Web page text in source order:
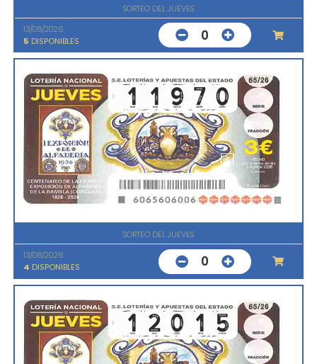
SORTEO DEL JUEVES
13/08/2026
5 DISPONIBLES 0
SORTEO DEL JUEVES
13/08/2026
4 DISPONIBLES 0